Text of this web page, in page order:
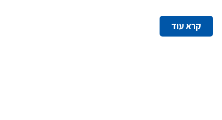
קרא עוד